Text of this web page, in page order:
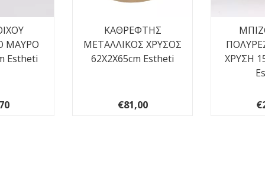
ΜΑΥΡΟ
Estheti
ΚΑΘΡΕΦΤΗΣ
ΜΕΤΑΛΛΙΚΟΣ ΧΡΥΣΟΣ
62X2X65cm Estheti
€81,00
ΧΡΥΣΗ